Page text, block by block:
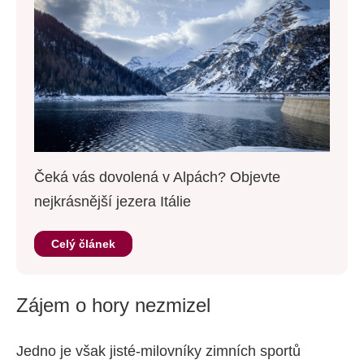
Čeká vás dovolená v Alpách? Objevte
nejkrásnější jezera Itálie
Celý článek
Zájem o hory nezmizel
Jedno je však jisté-milovníky zimních sportů